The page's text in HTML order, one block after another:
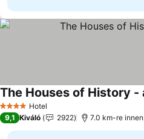
4 KategóriaHotel
The Houses of History -
9,1 Kiváló 2922 7.0 km-re